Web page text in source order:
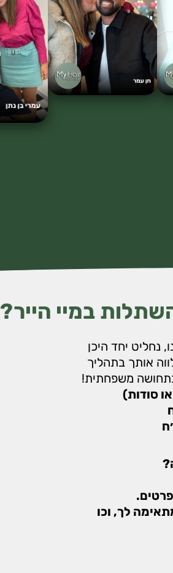
במיי הייר?
נחליט יחד היכן
אותך בתהליך
משפחתית!
סודות)
לך, וכו